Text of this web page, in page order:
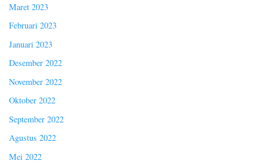
Maret 2023
Februari 2023
Januari 2023
Desember 2022
November 2022
Oktober 2022
September 2022
Agustus 2022
Mei 2022